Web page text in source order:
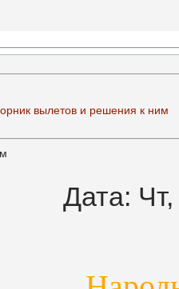
вылетов и решения к ним
Дата: